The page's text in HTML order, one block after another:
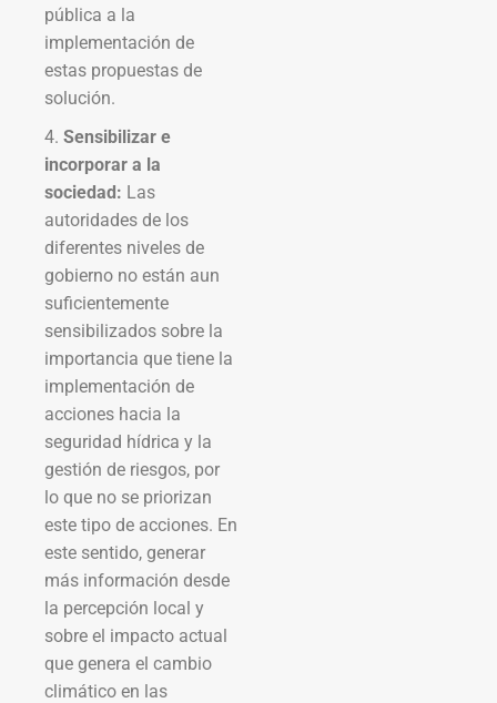
pública a la
implementación de
estas propuestas de
solución.
4. Sensibilizar e
incorporar a la
sociedad: Las
autoridades de los
diferentes niveles de
gobierno no están aun
suficientemente
sensibilizados sobre la
importancia que tiene la
implementación de
acciones hacia la
seguridad hídrica y la
gestión de riesgos, por
lo que no se priorizan
este tipo de acciones. En
este sentido, generar
más información desde
la percepción local y
sobre el impacto actual
que genera el cambio
climático en las